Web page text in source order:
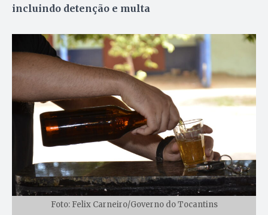
incluindo detenção e multa
Foto: Felix Carneiro/Governo do Tocantins